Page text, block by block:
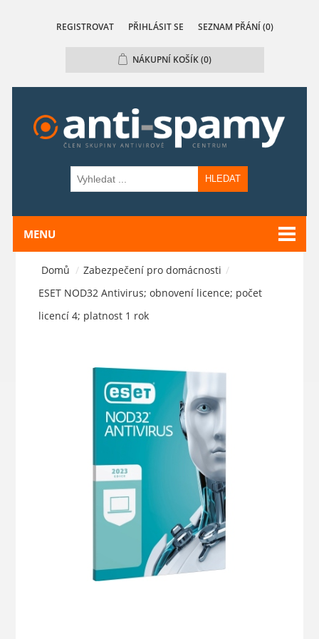
REGISTROVAT PŘIHLÁSIT SE SEZNAM PŘÁNÍ (0)
NÁKUPNÍ KOŠÍK(0)
HLEDAT
MENU
Domů / Zabezpečení pro domácnosti /
ESET NOD32 Antivirus; obnovení licence; počet
licencí 4; platnost 1 rok